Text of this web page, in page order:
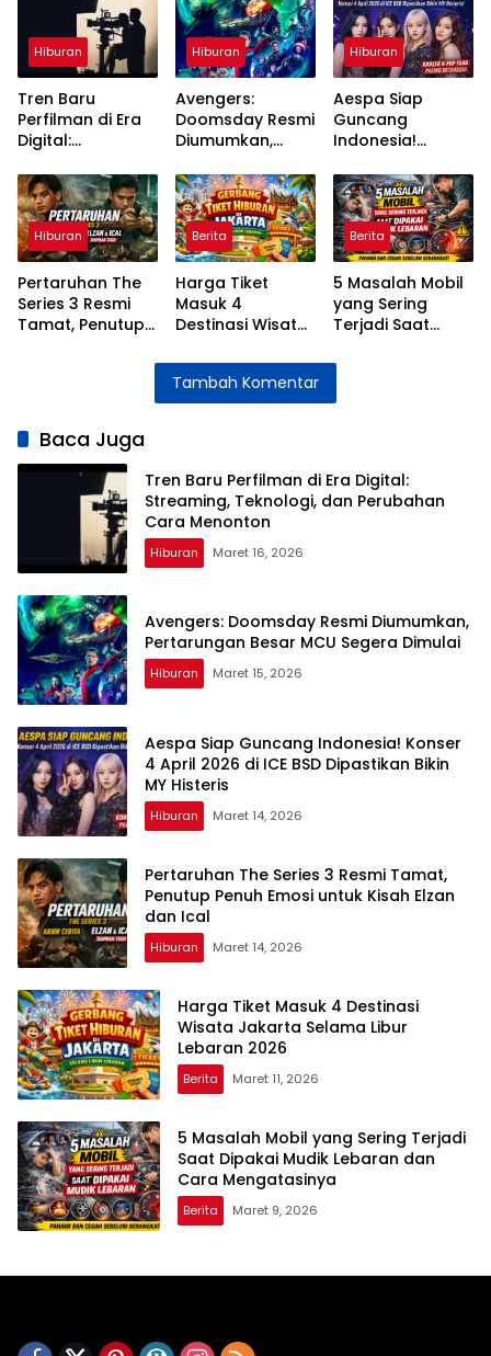
Hiburan
Tren Baru
Perfilman di Era
Digital:
Teknologi, dan
Perubahan Cara
Menonton
Hiburan
Avengers:
Doomsday Resmi
Diumumkan,
Besar MCU
Segera Dimulai
Hiburan
Aespa Siap
Guncang
Indonesia!
2026 di ICE BSD
Dipastikan Bikin
MY Histeris
Hiburan
Pertaruhan The
Series 3 Resmi
Tamat, Penutup
Berita
Harga Tiket
Masuk 4
Destinasi Wisata
Libur Lebaran
2026
Berita
5 Masalah Mobil
yang Sering
Terjadi Saat
Lebaran dan
Mengatasinya
Tambah Komentar
Baca Juga
Tren Baru Perfilman di Era Digital:
Streaming, Teknologi, dan Perubahan
Cara Menonton
Hiburan Maret 16, 2026
Avengers: Doomsday Resmi Diumumkan,
Pertarungan Besar MCU Segera Dimulai
Hiburan Maret 15, 2026
Aespa Siap Guncang Indonesia! Konser
4 April 2026 di ICE BSD Dipastikan Bikin
MY Histeris
Hiburan Maret 14, 2026
Pertaruhan The Series 3 Resmi Tamat,
Penutup Penuh Emosi untuk Kisah Elzan
dan Ical
Hiburan Maret 14, 2026
Harga Tiket Masuk 4 Destinasi
Wisata Jakarta Selama Libur
Lebaran 2026
Berita Maret 11, 2026
5 Masalah Mobil yang Sering Terjadi
Saat Dipakai Mudik Lebaran dan
Cara Mengatasinya
Berita Maret 9, 2026